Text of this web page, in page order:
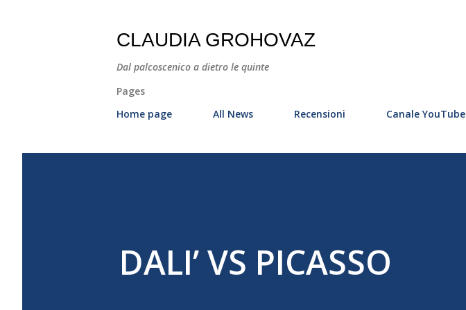
CLAUDIA GROHOVAZ
Dal palcoscenico a dietro le quinte
Pages
Home page
All News Recensioni Canale YouTube
DALI’ VS PICASSO